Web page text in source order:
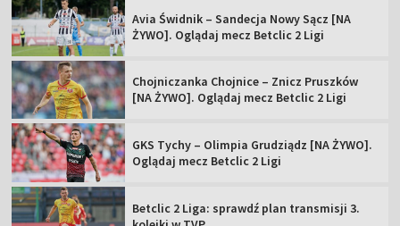
Avia Świdnik – Sandecja Nowy Sącz [NA
ŻYWO]. Oglądaj mecz Betclic 2 Ligi
Chojniczanka Chojnice – Znicz Pruszków
[NA ŻYWO]. Oglądaj mecz Betclic 2 Ligi
GKS Tychy – Olimpia Grudziądz [NA ŻYWO].
Oglądaj mecz Betclic 2 Ligi
Betclic 2 Liga: sprawdź plan transmisji 3.